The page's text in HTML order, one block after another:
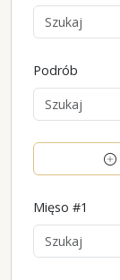
Podrób
Mięso #1